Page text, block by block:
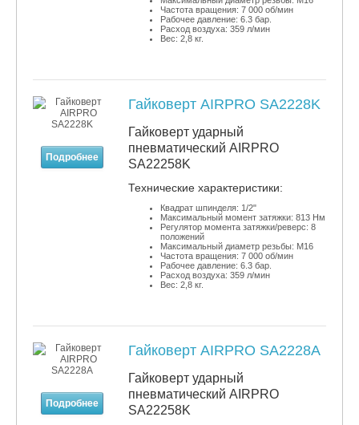
Частота вращения: 7 000 об/мин
Рабочее давление: 6.3 бар.
Расход воздуха: 359 л/мин
Вес: 2,8 кг.
Подробнее
Гайковерт AIRPRO SA2228K
Гайковерт ударный
пневматический AIRPRO
SA22258K
​Технические характеристики:
Квадрат шпинделя: 1/2"
Максимальный момент затяжки: 813 Нм
Регулятор момента затяжки/реверс: 8
положений
Максимальный диаметр резьбы: М16
Частота вращения: 7 000 об/мин
Рабочее давление: 6.3 бар.
Расход воздуха: 359 л/мин
Вес: 2,8 кг.
Подробнее
Гайковерт AIRPRO SA2228A
Гайковерт ударный
пневматический AIRPRO
SA22258K